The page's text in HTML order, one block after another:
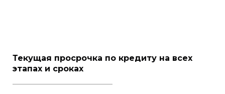
Текущая просрочка по кредиту на всех
этапах и сроках